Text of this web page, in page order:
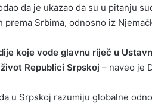
da je ukazao da su u pitanju
prema Srbima, odnosno iz
koje vode glavnu riječ u
Republici Srpskoj – naveo je
u Srpskoj razumiju globalne